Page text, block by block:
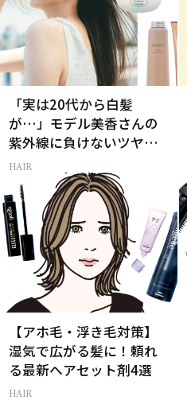
「実は20代から白髪
が…」モデル美香さんの
紫外線に負けないツヤ美
髪ケア
HAIR
【アホ毛・浮き毛対策】
湿気で広がる髪に！頼れ
る最新ヘアセット剤4選
HAIR